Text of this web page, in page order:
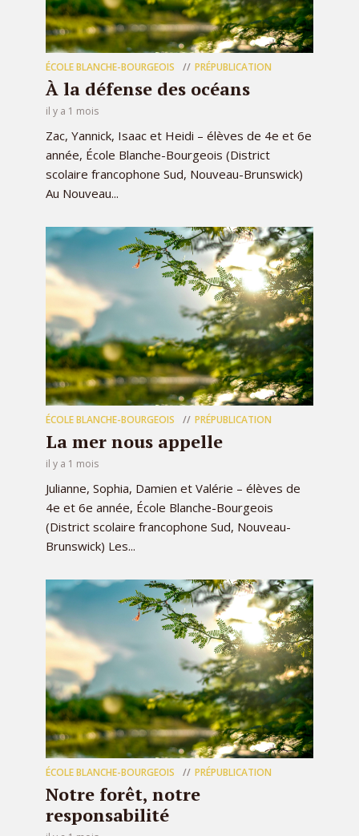
ÉCOLE BLANCHE-BOURGEOIS PRÉPUBLICATION
À la défense des océans
il y a 1 mois
Zac, Yannick, Isaac et Heidi – élèves de 4e et 6e
année, École Blanche-Bourgeois (District
scolaire francophone Sud, Nouveau-Brunswick)
Au Nouveau...
ÉCOLE BLANCHE-BOURGEOIS PRÉPUBLICATION
La mer nous appelle
il y a 1 mois
Julianne, Sophia, Damien et Valérie – élèves de
4e et 6e année, École Blanche-Bourgeois
(District scolaire francophone Sud, Nouveau-
Brunswick) Les...
ÉCOLE BLANCHE-BOURGEOIS PRÉPUBLICATION
Notre forêt, notre
responsabilité